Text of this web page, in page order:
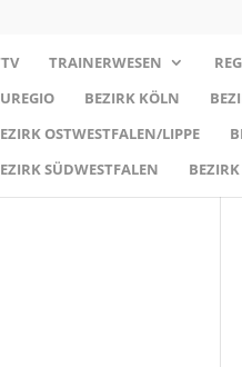
TRAINERWESEN
BEZIRK KÖLN
OSTWESTFALEN/LIPPE
SÜDWESTFALEN